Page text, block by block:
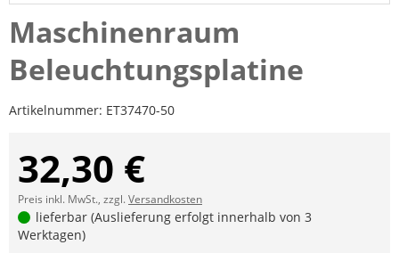
Maschinenraum
Beleuchtungsplatine
Artikelnummer: ET37470-50
32,30 €
Preis inkl. MwSt., zzgl.Versandkosten
lieferbar (Auslieferung erfolgt innerhalb von 3
Werktagen)